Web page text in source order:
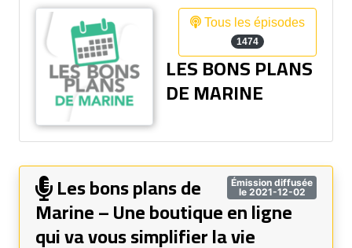
Tous les épisodes
1474
LES BONS PLANS
DE MARINE
Émission diffusée
le 2021-12-02
Les bons plans de
Marine – Une boutique en ligne
qui va vous simplifier la vie